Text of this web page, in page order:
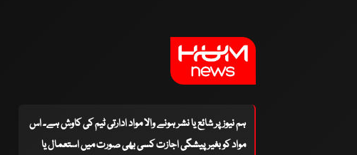
ہم نیوز پر شائع یا نشر ہونے والا مواد ادارتی ٹیم کی کاوش ہے۔ اس
مواد کو بغیر پیشگی اجازت کسی بھی صورت میں استعمال یا